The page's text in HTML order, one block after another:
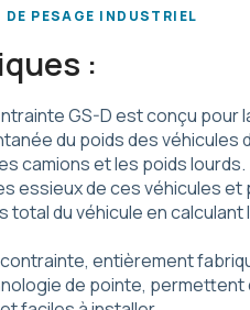
PESAGE INDUSTRIEL
:
GS-D est conçu pour
du poids des véhicules
camions et les poids lourds.
essieux de ces véhicules et
total du véhicule en
entièrement
de pointe,